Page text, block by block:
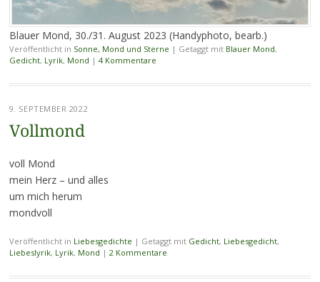
Blauer Mond, 30./31. August 2023 (Handyphoto, bearb.)
Veröffentlicht in Sonne, Mond und Sterne | Getaggt mit Blauer Mond,
Gedicht, Lyrik, Mond | 4 Kommentare
9. SEPTEMBER 2022
Vollmond
voll Mond
mein Herz – und alles
um mich herum
mondvoll
Veröffentlicht in Liebesgedichte | Getaggt mit Gedicht, Liebesgedicht,
Liebeslyrik, Lyrik, Mond | 2 Kommentare